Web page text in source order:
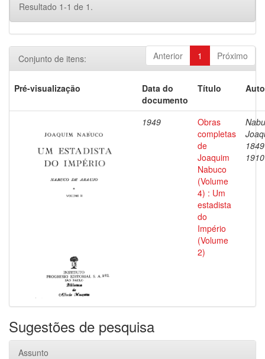
Resultado 1-1 de 1.
Anterior 1 Próximo
Conjunto de itens:
Pré-visualização
Data do
documento
Título
1949
Obras
completas
de
Joaquim
Nabuco
(Volume
4) : Um
estadista
do
Império
(Volume
2)
1910
Sugestões de pesquisa
Assunto